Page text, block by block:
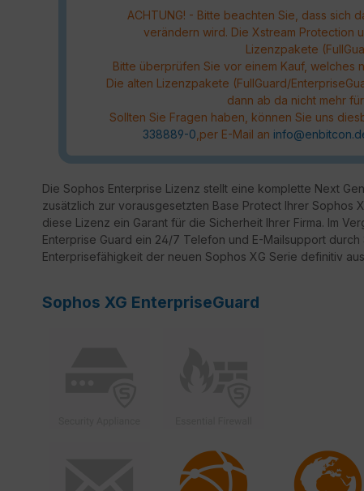
ACHTUNG! - Bitte beachten Sie, dass sich
verändern wird. Die Xstream Protection
Lizenzpakete
Bitte überprüfen Sie vor einem Kauf, welches
Die alten Lizenzpakete (FullGuard/
dann ab da nicht mehr
Sollten Sie Fragen haben, können Sie uns
338889-0 ,per E-Mail an
Die Sophos Enterprise Lizenz stellt eine komplette Next
zusätzlich zur vorausgesetzten Base Protect Ihrer Sophos
diese Lizenz ein Garant für die Sicherheit Ihrer Firma. Im
Enterprise Guard ein 24/7 Telefon und E-Mailsupport
Enterprisefähigkeit der neuen Sophos XG Serie definitiv
Sophos XG EnterpriseGuard